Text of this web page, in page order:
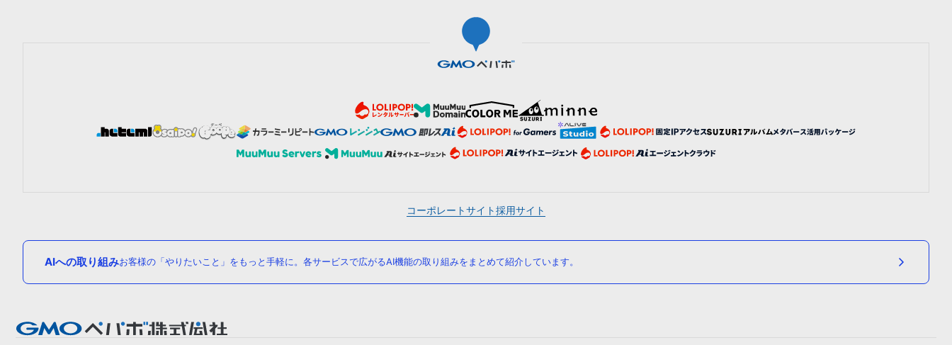
コーポレートサイト採用サイト
AIへの取り組みお客様の「やりたいこと」をもっと手軽に。各サービスで広がるAI機能の取り組みをまとめて紹介しています。